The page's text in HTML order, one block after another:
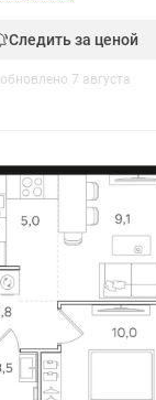
Следить за ценой
обновлено 7 августа